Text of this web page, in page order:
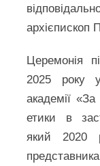
архієпископ
Церемонія
2025 року
академії
етики в
який 2020